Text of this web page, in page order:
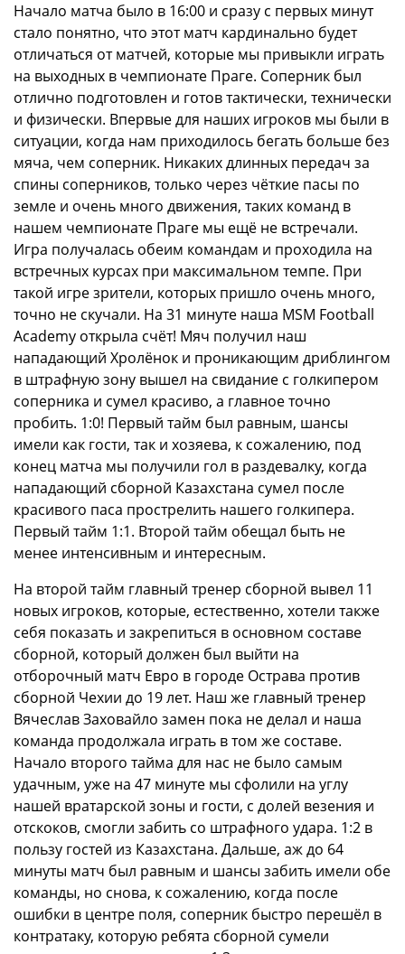
Начало матча было в 16:00 и сразу с первых минут
стало понятно, что этот матч кардинально будет
отличаться от матчей, которые мы привыкли играть
на выходных в чемпионате Праге. Соперник был
отлично подготовлен и готов тактически, технически
и физически. Впервые для наших игроков мы были в
ситуации, когда нам приходилось бегать больше без
мяча, чем соперник. Никаких длинных передач за
спины соперников, только через чёткие пасы по
земле и очень много движения, таких команд в
нашем чемпионате Праге мы ещё не встречали.
Игра получалась обеим командам и проходила на
встречных курсах при максимальном темпе. При
такой игре зрители, которых пришло очень много,
точно не скучали. На 31 минуте наша MSM Football
Academy открыла счёт! Мяч получил наш
нападающий Хролёнок и проникающим дриблингом
в штрафную зону вышел на свидание с голкипером
соперника и сумел красиво, а главное точно
пробить. 1:0! Первый тайм был равным, шансы
имели как гости, так и хозяева, к сожалению, под
конец матча мы получили гол в раздевалку, когда
нападающий сборной Казахстана сумел после
красивого паса прострелить нашего голкипера.
Первый тайм 1:1. Второй тайм обещал быть не
менее интенсивным и интересным.
На второй тайм главный тренер сборной вывел 11
новых игроков, которые, естественно, хотели также
себя показать и закрепиться в основном составе
сборной, который должен был выйти на
отборочный матч Евро в городе Острава против
сборной Чехии до 19 лет. Наш же главный тренер
Вячеслав Заховайло замен пока не делал и наша
команда продолжала играть в том же составе.
Начало второго тайма для нас не было самым
удачным, уже на 47 минуте мы сфолили на углу
нашей вратарской зоны и гости, с долей везения и
отскоков, смогли забить со штрафного удара. 1:2 в
пользу гостей из Казахстана. Дальше, аж до 64
минуты матч был равным и шансы забить имели обе
команды, но снова, к сожалению, когда после
ошибки в центре поля, соперник быстро перешёл в
контратаку, которую ребята сборной сумели